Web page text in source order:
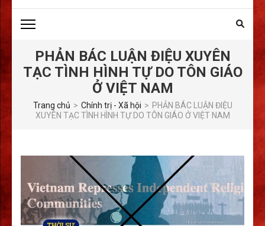
PHẢN BÁC LUẬN ĐIỆU XUYÊN
TẠC TÌNH HÌNH TỰ DO TÔN GIÁO
Ở VIỆT NAM
Trang chủ > Chính trị - Xã hội > PHẢN BÁC LUẬN ĐIỆU
XUYÊN TẠC TÌNH HÌNH TỰ DO TÔN GIÁO Ở VIỆT NAM